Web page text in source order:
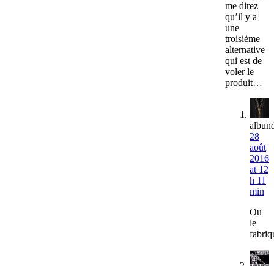
me direz
qu’il y a
une
troisième
alternative
qui est de
voler le
produit…
28
août
2016
at 12
h 11
min
Ou
le